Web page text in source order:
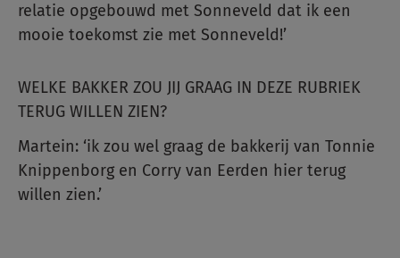
relatie opgebouwd met Sonneveld dat ik een
mooie toekomst zie met Sonneveld!’
WELKE BAKKER ZOU JIJ GRAAG IN DEZE RUBRIEK
TERUG WILLEN ZIEN?
Martein: ‘ik zou wel graag de bakkerij van Tonnie
Knippenborg en Corry van Eerden hier terug
willen zien.’